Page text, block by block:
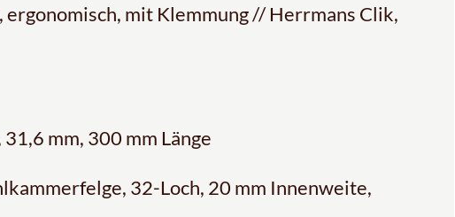
mit Klemmung // Herrmans Clik,
mm, 300 mm Länge
32-Loch, 20 mm Innenweite,